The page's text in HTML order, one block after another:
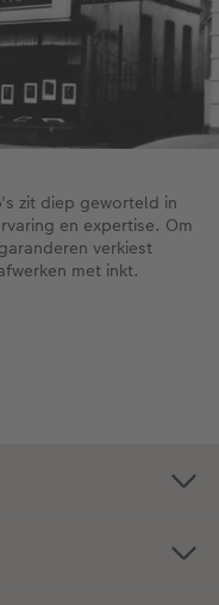
zit diep geworteld in
en expertise. Om
verkiest
met inkt.